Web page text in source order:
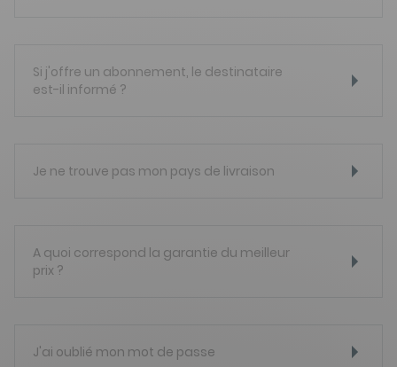
Si j'offre un abonnement, le destinataire
est-il informé ?
Je ne trouve pas mon pays de livraison
A quoi correspond la garantie du meilleur
prix ?
J'ai oublié mon mot de passe